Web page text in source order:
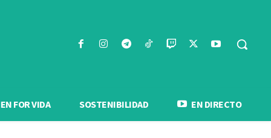
FOR VIDA SOSTENIBILIDAD EN DIRECTO